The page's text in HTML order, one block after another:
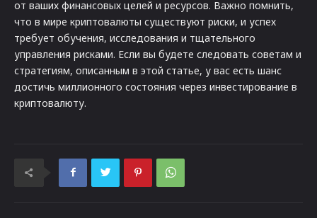
от ваших финансовых целей и ресурсов. Важно помнить,
что в мире криптовалюты существуют риски, и успех
требует обучения, исследования и тщательного
управления рисками. Если вы будете следовать советам и
стратегиям, описанным в этой статье, у вас есть шанс
достичь миллионного состояния через инвестирование в
криптовалюту.